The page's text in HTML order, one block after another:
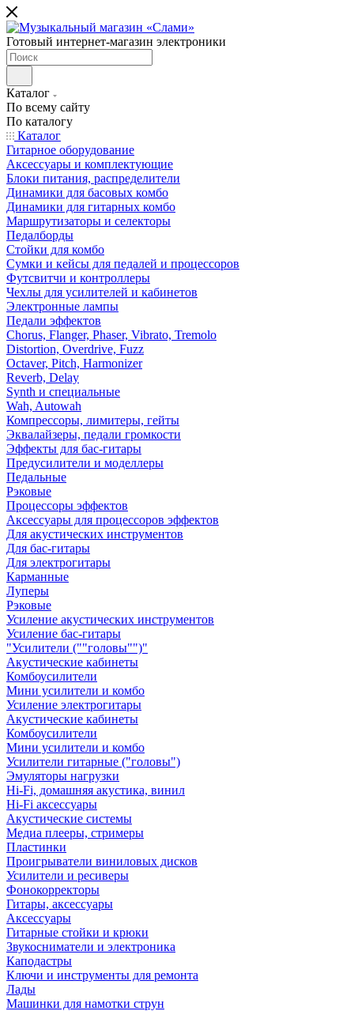
Готовый интернет-магазин электроники
Каталог
По всему сайту
По каталогу
Каталог
Гитарное оборудование
Аксессуары и комплектующие
Блоки питания, распределители
Динамики для басовых комбо
Динамики для гитарных комбо
Маршрутизаторы и селекторы
Педалборды
Стойки для комбо
Сумки и кейсы для педалей и процессоров
Футсвитчи и контроллеры
Чехлы для усилителей и кабинетов
Электронные лампы
Педали эффектов
Chorus, Flanger, Phaser, Vibrato, Tremolo
Distortion, Overdrive, Fuzz
Octaver, Pitch, Harmonizer
Reverb, Delay
Synth и специальные
Wah, Autowah
Компрессоры, лимитеры, гейты
Эквалайзеры, педали громкости
Эффекты для бас-гитары
Предусилители и моделлеры
Педальные
Рэковые
Процессоры эффектов
Аксессуары для процессоров эффектов
Для акустических инструментов
Для бас-гитары
Для электрогитары
Карманные
Луперы
Рэковые
Усиление акустических инструментов
Усиление бас-гитары
"Усилители (""головы"")"
Акустические кабинеты
Комбоусилители
Мини усилители и комбо
Усиление электрогитары
Акустические кабинеты
Комбоусилители
Мини усилители и комбо
Усилители гитарные ("головы")
Эмуляторы нагрузки
Hi-Fi, домашняя акустика, винил
Hi-Fi аксессуары
Акустические системы
Медиа плееры, стримеры
Пластинки
Проигрыватели виниловых дисков
Усилители и ресиверы
Фонокорректоры
Гитары, аксессуары
Аксессуары
Гитарные стойки и крюки
Звукосниматели и электроника
Каподастры
Ключи и инструменты для ремонта
Лады
Машинки для намотки струн